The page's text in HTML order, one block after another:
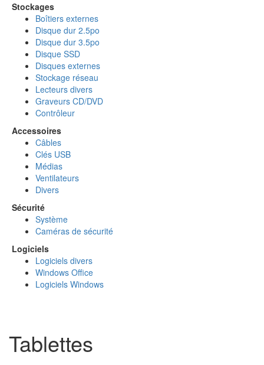
Stockages
Boîtiers externes
Disque dur 2.5po
Disque dur 3.5po
Disque SSD
Disques externes
Stockage réseau
Lecteurs divers
Graveurs CD/DVD
Contrôleur
Accessoires
Câbles
Clés USB
Médias
Ventilateurs
Divers
Sécurité
Système
Caméras de sécurité
Logiciels
Logiciels divers
Windows Office
Logiciels Windows
Tablettes